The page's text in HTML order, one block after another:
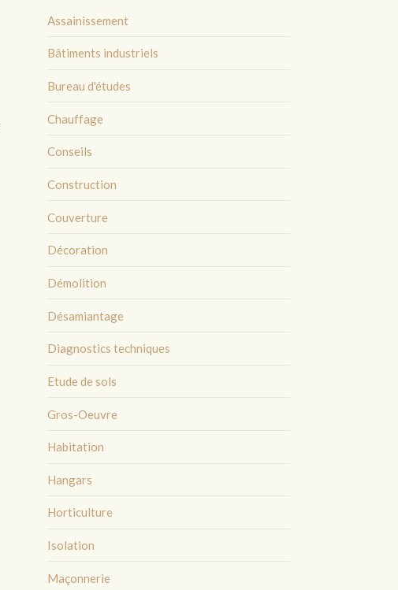
Assainissement
Bâtiments industriels
Bureau d'études
Chauffage
Conseils
Construction
Couverture
Décoration
Démolition
Désamiantage
Diagnostics techniques
Etude de sols
Gros-Oeuvre
Habitation
Hangars
Horticulture
Isolation
Maçonnerie